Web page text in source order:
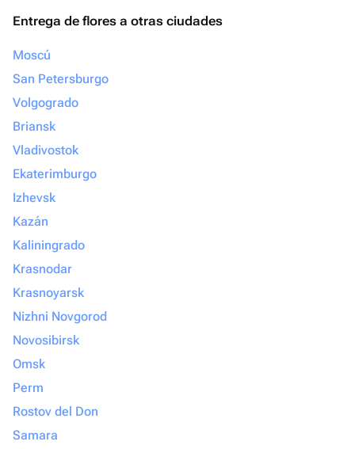
Entrega de flores a otras ciudades
Moscú
San Petersburgo
Volgogrado
Briansk
Vladivostok
Ekaterimburgo
Izhevsk
Kazán
Kaliningrado
Krasnodar
Krasnoyarsk
Nizhni Novgorod
Novosibirsk
Omsk
Perm
Rostov del Don
Samara